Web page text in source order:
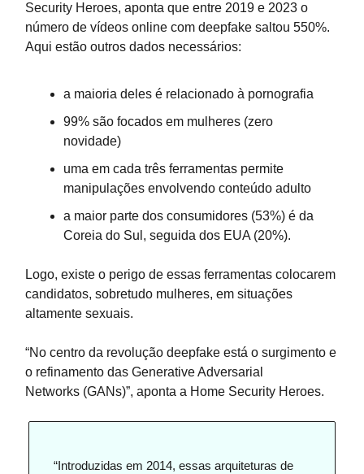
Security Heroes, aponta que entre 2019 e 2023 o
número de vídeos online com deepfake saltou 550%.
Aqui estão outros dados necessários:
a maioria deles é relacionado à pornografia
99% são focados em mulheres (zero
novidade)
uma em cada três ferramentas permite
manipulações envolvendo conteúdo adulto
a maior parte dos consumidores (53%) é da
Coreia do Sul, seguida dos EUA (20%).
Logo, existe o perigo de essas ferramentas colocarem
candidatos, sobretudo mulheres, em situações
altamente sexuais.
“No centro da revolução deepfake está o surgimento e
o refinamento das Generative Adversarial
Networks (GANs)”, aponta a Home Security Heroes.
“Introduzidas em 2014, essas arquiteturas de